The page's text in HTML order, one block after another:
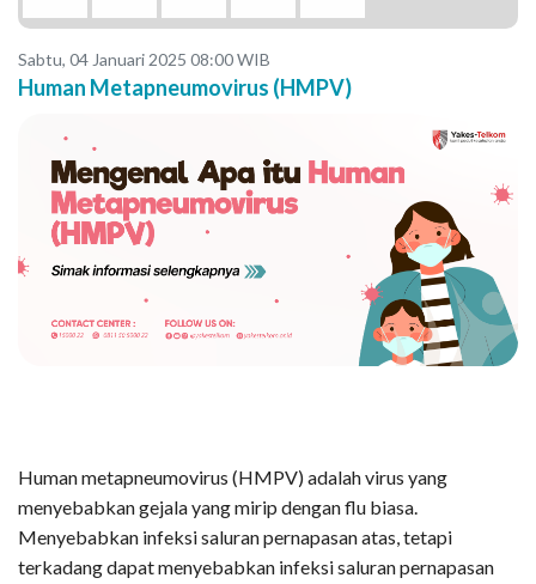
Sabtu, 04 Januari 2025 08:00 WIB
Human Metapneumovirus (HMPV)
Human metapneumovirus (HMPV) adalah virus yang
menyebabkan gejala yang mirip dengan flu biasa.
Menyebabkan infeksi saluran pernapasan atas, tetapi
terkadang dapat menyebabkan infeksi saluran pernapasan